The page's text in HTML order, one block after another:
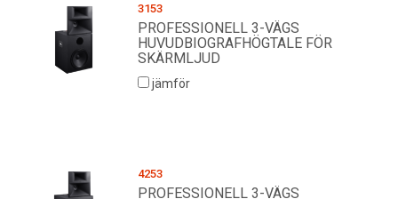
3153
PROFESSIONELL 3-VÄGS
HUVUDBIOGRAFHÖGTALE FÖR
SKÄRMLJUD
jämför
4253
PROFESSIONELL 3-VÄGS